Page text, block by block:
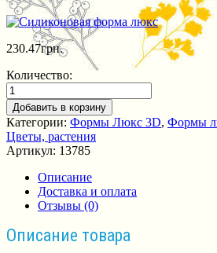
230.47грн.
Количество:
Добавить в корзину
Категории: Формы Люкс 3D, Формы
Цветы, растения
Артикул: 13785
Описание
Доставка и оплата
Отзывы (0)
Описание товара